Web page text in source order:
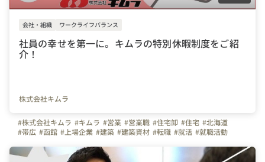
会社・組織 ワークライフバランス
社員の幸せを第一に。キムラの特別休暇制度をご紹
介！
株式会社キムラ
#株式会社キムラ #キムラ #営業 #営業職 #住宅卸 #住宅 #北海道
#帯広 #函館 #上場企業 #建築 #建築資材 #転職 #就活 #就職活動